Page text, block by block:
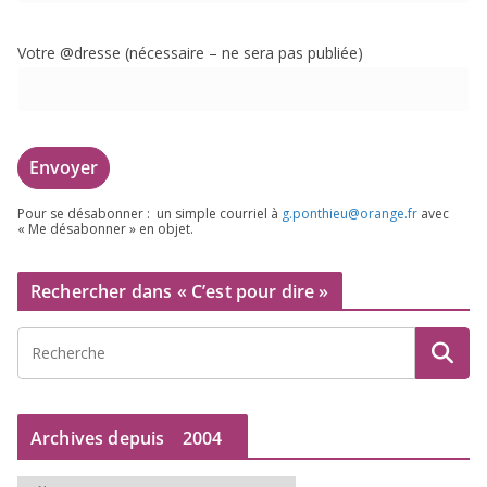
Votre @dresse (néces­saire – ne sera pas publiée)
Pour se désa­bon­ner : un simple cour­riel à g.​ponthieu@​orange.​fr avec
« Me désa­bon­ner » en objet.
Rechercher dans « C’est pour dire »
Archives depuis 2004